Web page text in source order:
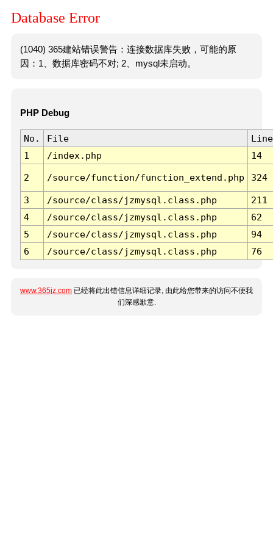
Database Error
(1040) 365建站错误警告：连接数据库失败，可能的原
因：1、数据库密码不对; 2、mysql未启动。
PHP Debug
No. File
Line
1
/index.php 14
2 /source/function/function_extend.php 324
3 /source/class/jzmysql.class.php
211
4
/source/class/jzmysql.class.php
62
5
/source/class/jzmysql.class.php
94
6
/source/class/jzmysql.class.php 76
www.365jz.com 已经将此出错信息详细记录, 由此给您带来的访问不便我
们深感歉意.